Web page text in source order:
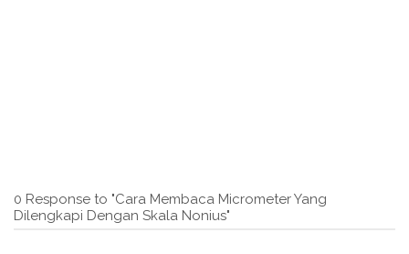
0 Response to "Cara Membaca Micrometer Yang
Dilengkapi Dengan Skala Nonius"